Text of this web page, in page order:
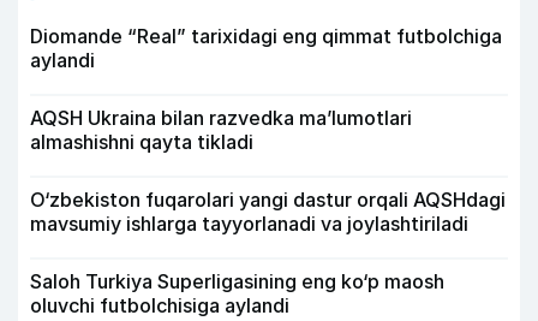
Diomande “Real” tarixidagi eng qimmat futbolchiga
aylandi
AQSH Ukraina bilan razvedka ma’lumotlari
almashishni qayta tikladi
O‘zbekiston fuqarolari yangi dastur orqali AQSHdagi
mavsumiy ishlarga tayyorlanadi va joylashtiriladi
Saloh Turkiya Superligasining eng ko‘p maosh
oluvchi futbolchisiga aylandi